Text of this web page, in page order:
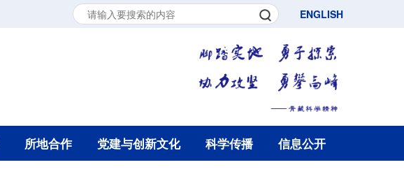
ENGLISH
所地合作 党建与创新文化 科学传播 信息公开